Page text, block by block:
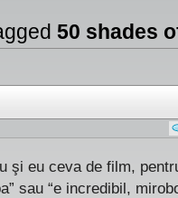
50 shades
şi eu ceva de film,
sau “e incredibil,